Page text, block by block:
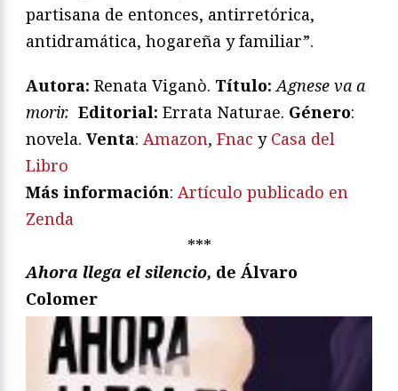
partisana de entonces, antirretórica,
antidramática, hogareña y familiar”.
Autora: Renata Viganò. Título:Agnese va a
morir. Editorial: Errata Naturae. Género:
novela. Venta: Amazon, Fnac y Casa del
Libro
Más información: Artículo publicado en
Zenda
***
Ahora llega el silencio, de Álvaro
Colomer